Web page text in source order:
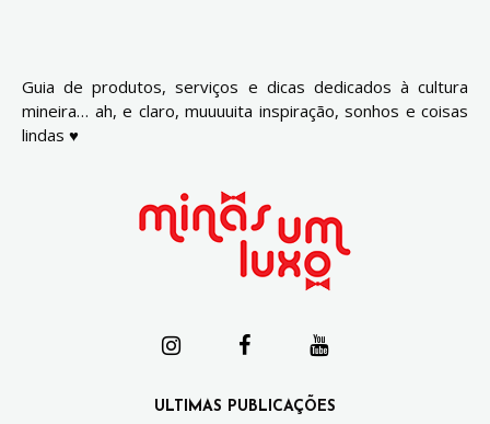
Guia de produtos, serviços e dicas dedicados à cultura
mineira… ah, e claro, muuuuita inspiração, sonhos e coisas
lindas ♥
ULTIMAS PUBLICAÇÕES